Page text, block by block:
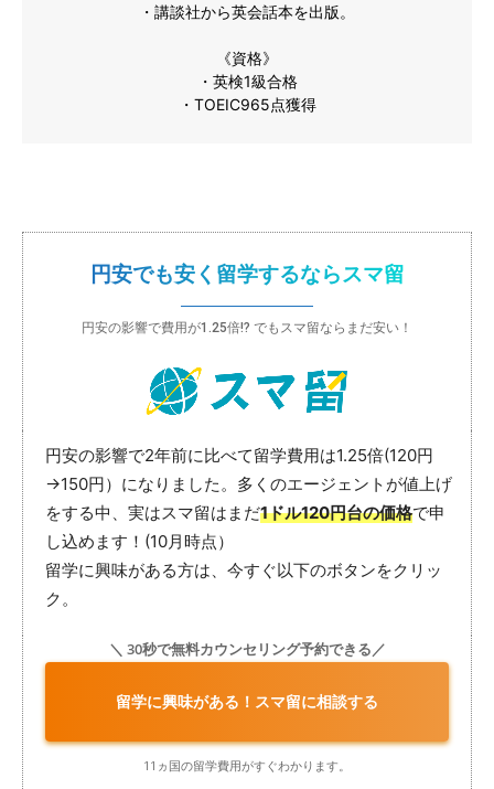
・講談社から英会話本を出版。
《資格》
・英検1級合格
・TOEIC965点獲得
円安でも安く留学するならスマ留
円安の影響で費用が1.25倍!? でもスマ留ならまだ安い！
円安の影響で2年前に比べて留学費用は1.25倍(120円
→150円）になりました。多くのエージェントが値上げ
をする中、実はスマ留はまだ1ドル120円台の価格で申
し込めます！(10月時点）
留学に興味がある方は、今すぐ以下のボタンをクリッ
ク。
＼ 30秒で無料カウンセリング予約できる／
留学に興味がある！スマ留に相談する
11ヵ国の留学費用がすぐわかります。